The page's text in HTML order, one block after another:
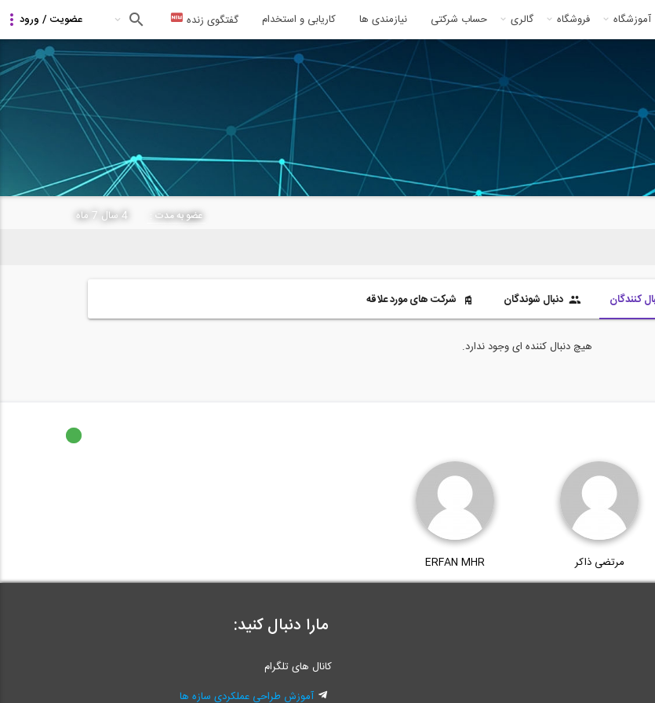
آموزشگاه فروشگاه گالری حساب شرکتی نیازمندی ها کاریابی و استخدام گفتگوی زنده
عضو به مدت :
4 سال 7 ماه
کنندگان دنبال شوندگان شرکت های مورد علاقه
هیچ دنبال کننده ای وجود ندارد.
مرتضی ذاکر ERFAN MHR
مارا دنبال کنید:
کانال های تلگرام
آموزش طراحی عملکردی سازه ها